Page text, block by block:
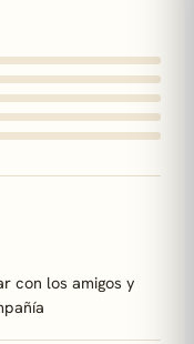
con los amigos y